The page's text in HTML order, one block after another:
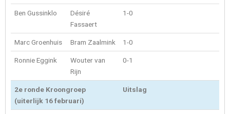
Ben Gussinklo
Désiré
Fassaert
1-0
Marc Groenhuis Bram Zaalmink 1-0
Ronnie Eggink
Wouter van
Rijn
0-1
2e ronde Kroongroep
(uiterlijk 16 februari)
Uitslag